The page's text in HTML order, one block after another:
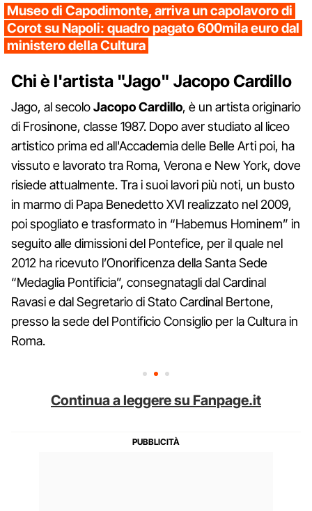
Museo di Capodimonte, arriva un capolavoro di
Corot su Napoli: quadro pagato 600mila euro dal
ministero della Cultura
Chi è l'artista "Jago" Jacopo Cardillo
Jago, al secoloJacopo Cardillo, è un artista originario
di Frosinone, classe 1987. Dopo aver studiato al liceo
artistico prima ed all'Accademia delle Belle Arti poi, ha
vissuto e lavorato tra Roma, Verona e New York, dove
risiede attualmente. Tra i suoi lavori più noti, un busto
in marmo di Papa Benedetto XVI realizzato nel 2009,
poi spogliato e trasformato in “Habemus Hominem” in
seguito alle dimissioni del Pontefice, per il quale nel
2012 ha ricevuto l’Onorificenza della Santa Sede
“Medaglia Pontificia”, consegnatagli dal Cardinal
Ravasi e dal Segretario di Stato Cardinal Bertone,
presso la sede del Pontificio Consiglio per la Cultura in
Roma.
Continua a leggere su Fanpage.it